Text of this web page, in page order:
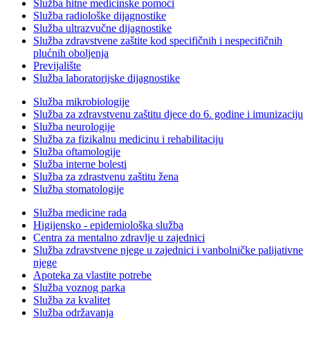
Služba hitne medicinske pomoći
Služba radiološke dijagnostike
Služba ultrazvučne dijagnostike
Služba zdravstvene zaštite kod specifičnih i nespecifičnih
plućnih oboljenja
Previjalište
Služba laboratorijske dijagnostike
Služba mikrobiologije
Služba za zdravstvenu zaštitu djece do 6. godine i imunizaciju
Služba neurologije
Služba za fizikalnu medicinu i rehabilitaciju
Služba oftamologije
Služba interne bolesti
Služba za zdrastvenu zaštitu žena
Služba stomatologije
Služba medicine rada
Higijensko - epidemiološka služba
Centra za mentalno zdravlje u zajednici
Služba zdravstvene njege u zajednici i vanbolničke palijativne
njege
Apoteka za vlastite potrebe
Služba voznog parka
Služba za kvalitet
Služba održavanja